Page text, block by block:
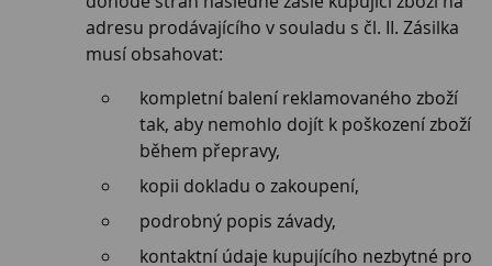
adresu prodávajícího v souladu s čl. II. Zásilka
musí obsahovat:
kompletní balení reklamovaného zboží
tak, aby nemohlo dojít k poškození zboží
během přepravy,
kopii dokladu o zakoupení,
podrobný popis závady,
kontaktní údaje kupujícího nezbytné pro